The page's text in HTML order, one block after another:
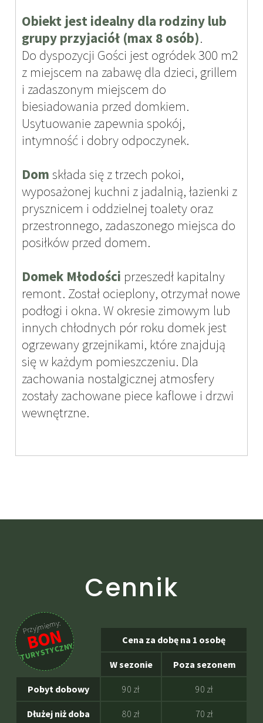
Obiekt jest idealny dla rodziny lub
grupy przyjaciół (max 8 osób).
Do dyspozycji Gości jest ogródek 300 m2
z miejscem na zabawę dla dzieci, grillem
i zadaszonym miejscem do
biesiadowania przed domkiem.
Usytuowanie zapewnia spokój,
intymność i dobry odpoczynek.
Dom składa się z trzech pokoi,
wyposażonej kuchni z jadalnią, łazienki z
prysznicem i oddzielnej toalety oraz
przestronnego, zadaszonego miejsca do
posiłków przed domem.
Domek Młodości przeszedł kapitalny
remont. Został ocieplony, otrzymał nowe
podłogi i okna. W okresie zimowym lub
innych chłodnych pór roku domek jest
ogrzewany grzejnikami, które znajdują
się w każdym pomieszczeniu. Dla
zachowania nostalgicznej atmosfery
zostały zachowane piece kaflowe i drzwi
wewnętrzne.
Cennik
Przyjmiemy:
BON
TURYSTYCZNY
Cena za dobę na 1 osobę
W sezonie Poza sezonem
Pobyt dobowy 90 zł 90 zł
Dłużej niż doba 80 zł 70 zł